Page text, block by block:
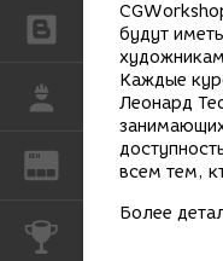
БЛОГИ
РАБОТА
REN ЖУРНАЛ
будут
Каждые
Леонард
всем тем,
Более